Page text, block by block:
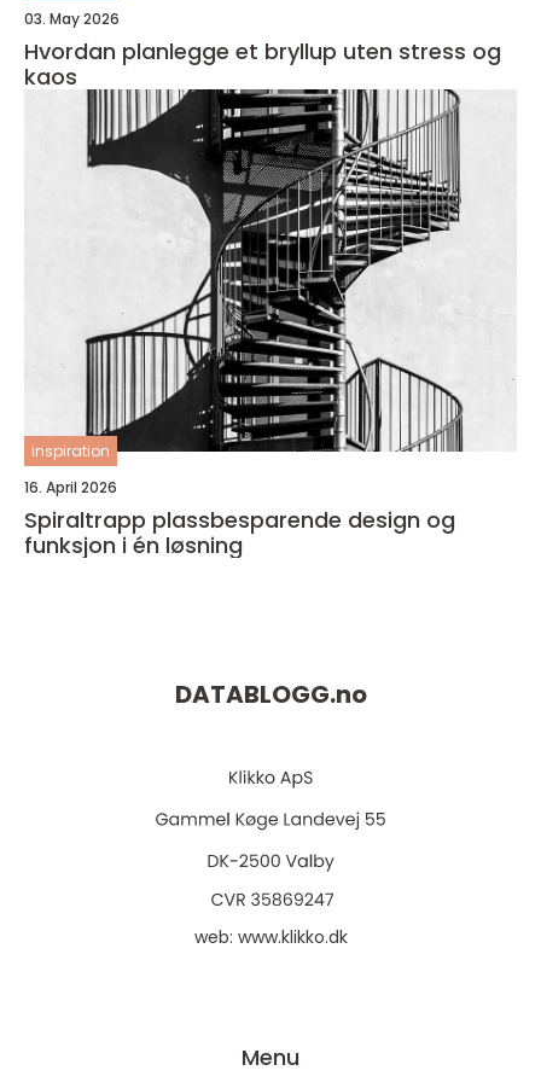
03. May 2026
Hvordan planlegge et bryllup uten stress og
kaos
inspiration
16. April 2026
Spiraltrapp plassbesparende design og
funksjon i én løsning
DATABLOGG.no
web: www.klikko.dk
Menu